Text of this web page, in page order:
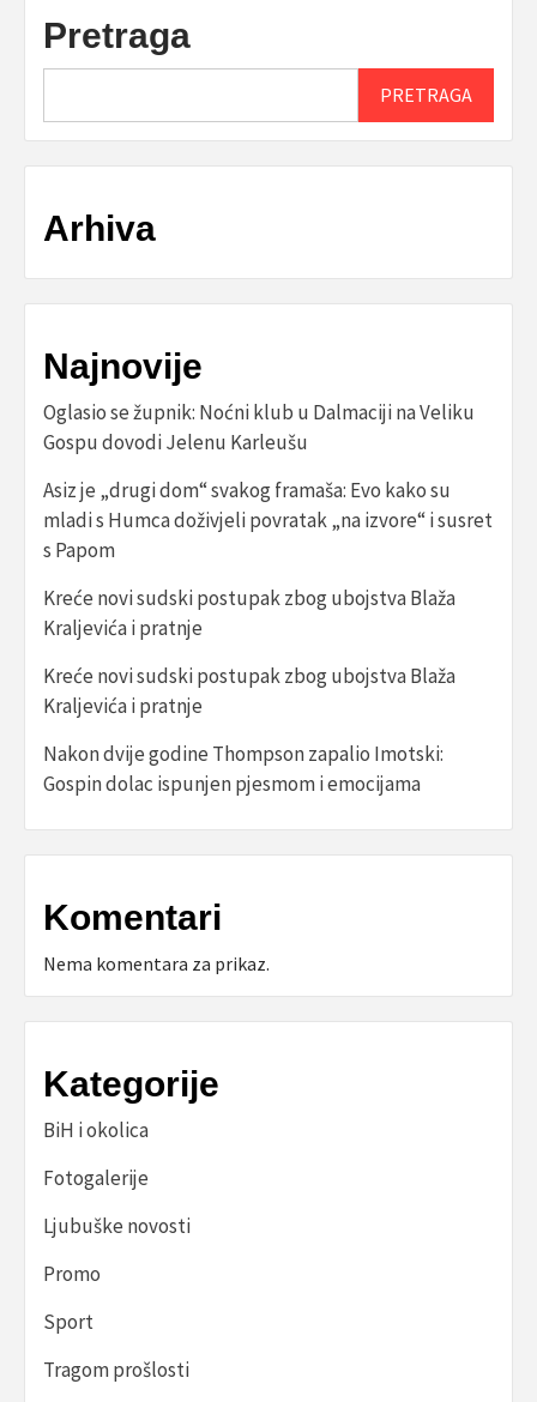
Pretraga
PRETRAGA
Arhiva
Najnovije
Oglasio se župnik: Noćni klub u Dalmaciji na Veliku
Gospu dovodi Jelenu Karleušu
Asiz je „drugi dom“ svakog framaša: Evo kako su
mladi s Humca doživjeli povratak „na izvore“ i susret
s Papom
Kreće novi sudski postupak zbog ubojstva Blaža
Kraljevića i pratnje
Kreće novi sudski postupak zbog ubojstva Blaža
Kraljevića i pratnje
Nakon dvije godine Thompson zapalio Imotski:
Gospin dolac ispunjen pjesmom i emocijama
Komentari
Nema komentara za prikaz.
Kategorije
BiH i okolica
Fotogalerije
Ljubuške novosti
Promo
Sport
Tragom prošlosti